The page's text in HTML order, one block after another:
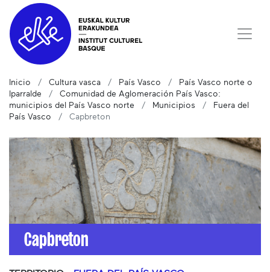
Inicio Cultura vasca País Vasco
País Vasco norte o
Iparralde
Comunidad de Aglomeración País Vasco:
municipios del País Vasco norte
Municipios
Fuera del
País Vasco
Capbreton
Capbreton